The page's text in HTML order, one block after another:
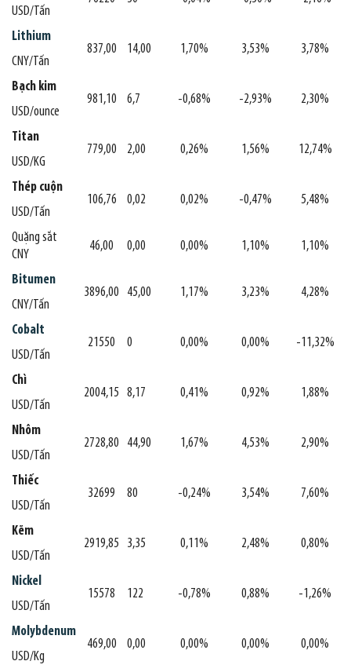
USD/Tấn
Lithium
CNY/Tấn
837,00 14,00 1,70% 3,53% 3,78%
Bạch kim
USD/ounce
981,10 6,7 -0,68% -2,93% 2,30%
Titan
USD/KG
779,00 2,00 0,26% 1,56% 12,74%
Thép cuộn
USD/Tấn
106,76 0,02 0,02% -0,47% 5,48%
Quặng sắt
CNY
46,00 0,00 0,00% 1,10% 1,10%
Bitumen
CNY/Tấn
3896,00 45,00 1,17% 3,23% 4,28%
Cobalt
USD/Tấn
21550 0 0,00% 0,00% -11,32%
Chì
USD/Tấn
2004,15 8,17 0,41% 0,92% 1,88%
Nhôm
USD/Tấn
2728,80 44,90 1,67% 4,53% 2,90%
Thiếc
USD/Tấn
32699 80 -0,24% 3,54% 7,60%
Kẽm
USD/Tấn
2919,85 3,35 0,11% 2,48% 0,80%
Nickel
USD/Tấn
15578 122 -0,78% 0,88% -1,26%
Molybdenum
USD/Kg
469,00 0,00 0,00% 0,00% 0,00%